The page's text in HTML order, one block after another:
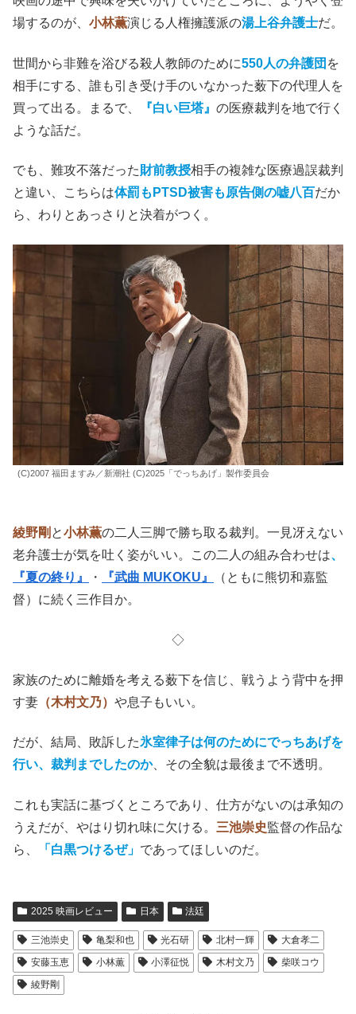
場するのが、 小林薫演じる人権擁護派の湯上谷弁護士だ。
世間から非難を浴びる殺人教師のために550人の弁護団 を
相手にする、誰も引き受け手のいなかった薮下の代理人を
買って出る。まるで、
『白い巨塔』 の医療裁判を地で行く
ような話だ。
でも、難攻不落だった財前教授相手の複雑な医療過誤裁判
と違い、こちらは体罰もPTSD被害も原告側の嘘八百だか
ら、わりとあっさりと決着がつく。
(C)2007 福田ますみ／新潮社 (C)2025「でっちあげ」製作委員会
綾野剛 と小林薫の二人三脚で勝ち取る裁判。一見冴えない
老弁護士が気を吐く姿がいい。この二人の組み合わせは、
『夏の終り』
・ 『武曲 MUKOKU』
（ともに熊切和嘉監
督）に続く三作目か。
◇
家族のために離婚を考える薮下を信じ、戦うよう背中を押
す妻 （木村文乃） や息子もいい。
だが、結局、敗訴した氷室律子は何のためにでっちあげを
行い、裁判までしたのか、その全貌は最後まで不透明。
これも実話に基づくところであり、仕方がないのは承知の
うえだが、やはり切れ味に欠ける。 三池崇史監督の作品な
ら、
「白黒つけるぜ」 であってほしいのだ。
2025 映画レビュー 日本 法廷
三池崇史 亀梨和也 光石研 北村一輝
大倉孝二
安藤玉恵
小林薫 小澤征悦 木村文乃
柴咲コウ
綾野剛